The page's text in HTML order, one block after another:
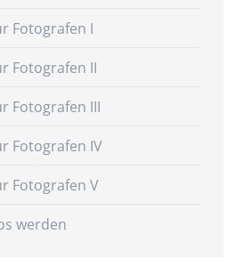
Fotografen I
Fotografen II
Fotografen III
Fotografen IV
Fotografen V
werden